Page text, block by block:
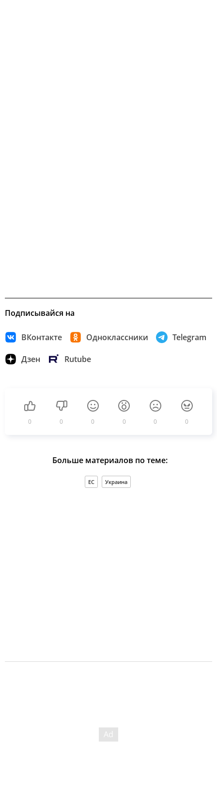
Подписывайся на
ВКонтакте Одноклассники Telegram
Дзен Rutube
0 0 0 0 0 0
Больше материалов по теме:
ЕС Украина